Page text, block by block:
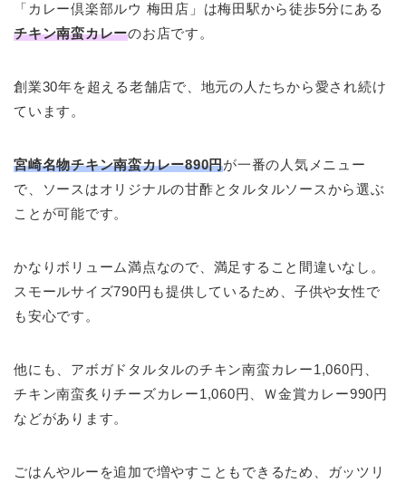
「カレー倶楽部ルウ 梅田店」は梅田駅から徒歩5分にある
チキン南蛮カレーのお店です。
創業30年を超える老舗店で、地元の人たちから愛され続け
ています。
宮崎名物チキン南蛮カレー890円が一番の人気メニュー
で、ソースはオリジナルの甘酢とタルタルソースから選ぶ
ことが可能です。
かなりボリューム満点なので、満足すること間違いなし。
スモールサイズ790円も提供しているため、子供や女性で
も安心です。
他にも、アボガドタルタルのチキン南蛮カレー1,060円、
チキン南蛮炙りチーズカレー1,060円、Ｗ金賞カレー990円
などがあります。
ごはんやルーを追加で増やすこともできるため、ガッツリ